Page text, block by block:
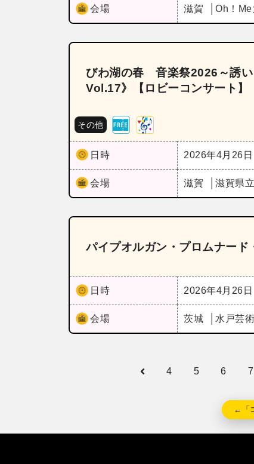
会場 滋賀 Oh！
びわ湖の春 音楽祭2026～誘
Vol.17》【ロビーコンサート】
その他
日時 2026年4月26日
会場 滋賀 滋賀県
パイプオルガン・プロムナー
日時 2026年4月26日
会場 茨城 水戸芸
4 5 6 7
←「